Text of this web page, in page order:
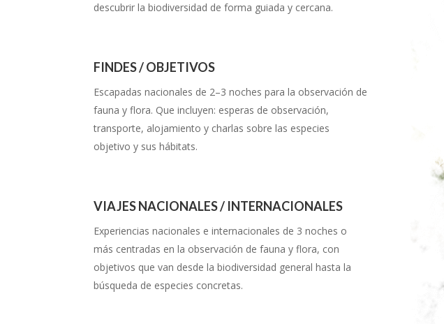
descubrir la biodiversidad de forma guiada y cercana.
FINDES / OBJETIVOS
Escapadas nacionales de 2–3 noches para la observación de
fauna y flora. Que incluyen: esperas de observación,
transporte, alojamiento y charlas sobre las especies
objetivo y sus hábitats.
VIAJES NACIONALES / INTERNACIONALES
Experiencias nacionales e internacionales de 3 noches o
más centradas en la observación de fauna y flora, con
objetivos que van desde la biodiversidad general hasta la
búsqueda de especies concretas.